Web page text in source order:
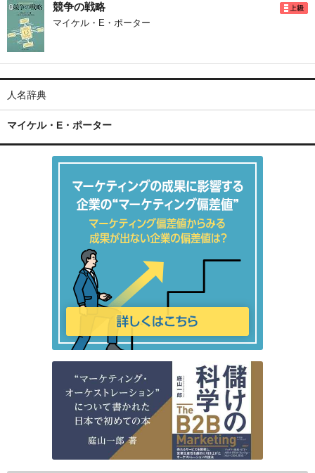
競争の戦略
マイケル・E・ポーター
人名辞典
マイケル・E・ポーター